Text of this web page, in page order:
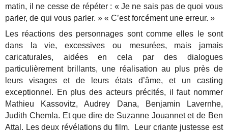
matin, il ne cesse de répéter : « Je ne sais pas de quoi vous
parler, de qui vous parler. » « C’est forcément une erreur. »
Les réactions des personnages sont comme elles le sont
dans la vie, excessives ou mesurées, mais jamais
caricaturales, aidées en cela par des dialogues
particulièrement brillants, une réalisation au plus près de
leurs visages et de leurs états d’âme, et un casting
exceptionnel. En plus des acteurs précités, il faut nommer
Mathieu Kassovitz, Audrey Dana, Benjamin Lavernhe,
Judith Chemla. Et que dire de Suzanne Jouannet et de Ben
Attal. Les deux révélations du film. Leur criante justesse est